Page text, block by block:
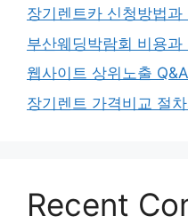
장기렌트카 신청방법과
부산웨딩박람회 비용과
웹사이트 상위노출
장기렌트 가격비교 절
Recent